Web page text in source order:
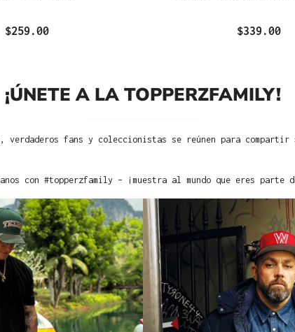
$259.00 $339.00
¡ÚNETE A LA TOPPERZFAMILY!
verdaderos fans y coleccionistas se reúnen para
con #topperzfamily – ¡muestra al mundo que eres